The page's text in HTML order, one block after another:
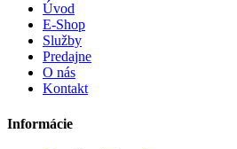
Úvod
E-Shop
Služby
Predajne
O nás
Kontakt
Informácie